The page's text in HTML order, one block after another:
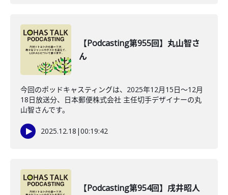
【Podcasting第955回】丸山智さ
ん
今回のポッドキャスティングは、2025年12月15日〜12月
18日放送分、日本郵便株式会社 主任切手デザイナーの丸
山智さんです。
2025.12.18 |00:19:42
【Podcasting第954回】戌井昭人